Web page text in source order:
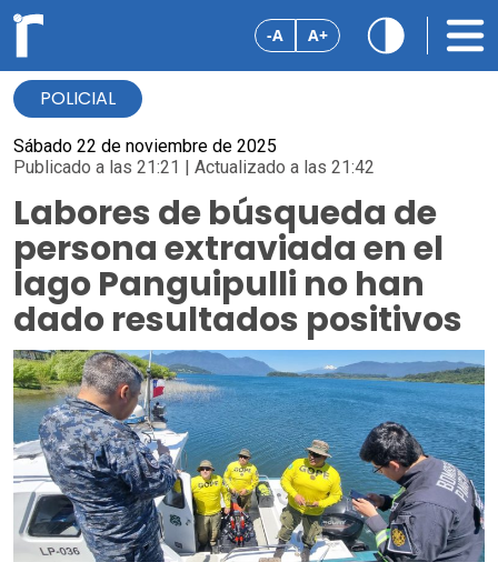
-A A+
POLICIAL
Sábado 22 de noviembre de 2025
Publicado a las 21:21 | Actualizado a las 21:42
Labores de búsqueda de
persona extraviada en el
lago Panguipulli no han
dado resultados positivos